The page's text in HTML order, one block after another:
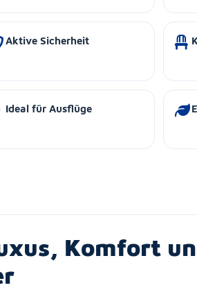
Aktive Sicherheit
Ideal für Ausflüge
Komfort